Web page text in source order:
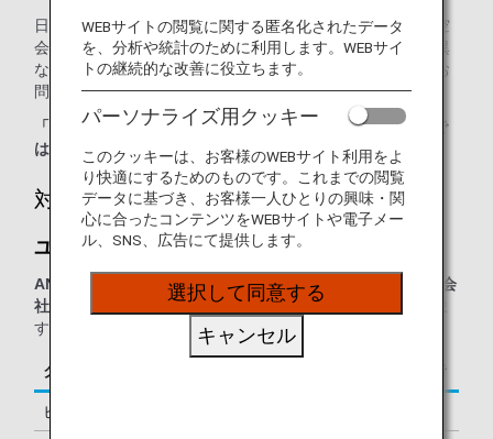
日本国外の空港にて、ANAグループ運航便国際線から他航空
会社国内線にお乗り継ぎの場合には、ラウンジ入室基準が異
なる場合がございます。入室基準に関しては各運航会社にお
問い合わせください。
「ANA SUITE LOUNGE」ご利用券は、こちらのラウンジで
はご利用いただけません。
対象のお客様
ユナイテッド クラブ：
ANAグループ運航便または他スター アライアンス加盟航空会
社運航便
をご利用の、以下に該当するお客様が対象となりま
す。
クラス／ステイタス ご同行者
ビジネスクラス
WEBサイトの閲覧に関する匿名化されたデータ
を、分析や統計のために利用します。WEBサイ
トの継続的な改善に役立ちます。
パーソナライズ用クッキー
このクッキーは、お客様のWEBサイト利用をよ
り快適にするためのものです。これまでの閲覧
データに基づき、お客様一人ひとりの興味・関
心に合ったコンテンツをWEBサイトや電子メー
ル、SNS、広告にて提供します。
選択して同意する
キャンセル